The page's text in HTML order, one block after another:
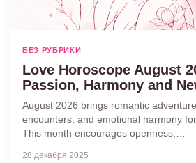
БЕЗ РУБРИКИ
Love Horoscope August
Passion, Harmony and
August 2026 brings romantic
encounters, and emotional harmony
This month encourages openness,…
28 декабря 2025